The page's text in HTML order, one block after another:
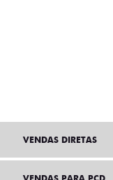
VENDAS DIRETAS